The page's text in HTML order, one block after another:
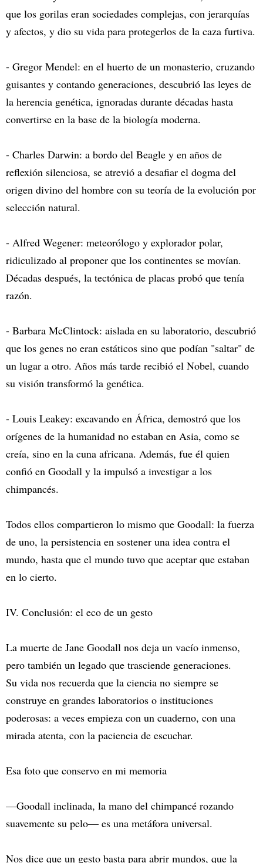
que los gorilas eran sociedades complejas, con jerarquías
y afectos, y dio su vida para protegerlos de la caza furtiva.
- Gregor Mendel: en el huerto de un monasterio, cruzando
guisantes y contando generaciones, descubrió las leyes de
la herencia genética, ignoradas durante décadas hasta
convertirse en la base de la biología moderna.
- Charles Darwin: a bordo del Beagle y en años de
reflexión silenciosa, se atrevió a desafiar el dogma del
origen divino del hombre con su teoría de la evolución por
selección natural.
- Alfred Wegener: meteorólogo y explorador polar,
ridiculizado al proponer que los continentes se movían.
Décadas después, la tectónica de placas probó que tenía
razón.
- Barbara McClintock: aislada en su laboratorio, descubrió
que los genes no eran estáticos sino que podían "saltar" de
un lugar a otro. Años más tarde recibió el Nobel, cuando
su visión transformó la genética.
- Louis Leakey: excavando en África, demostró que los
orígenes de la humanidad no estaban en Asia, como se
creía, sino en la cuna africana. Además, fue él quien
confió en Goodall y la impulsó a investigar a los
chimpancés.
Todos ellos compartieron lo mismo que Goodall: la fuerza
de uno, la persistencia en sostener una idea contra el
mundo, hasta que el mundo tuvo que aceptar que estaban
en lo cierto.
IV. Conclusión: el eco de un gesto
La muerte de Jane Goodall nos deja un vacío inmenso,
pero también un legado que trasciende generaciones.
Su vida nos recuerda que la ciencia no siempre se
construye en grandes laboratorios o instituciones
poderosas: a veces empieza con un cuaderno, con una
mirada atenta, con la paciencia de escuchar.
Esa foto que conservo en mi memoria
—Goodall inclinada, la mano del chimpancé rozando
suavemente su pelo— es una metáfora universal.
Nos dice que un gesto basta para abrir mundos, que la